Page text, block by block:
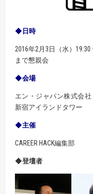
◆日時
2016年2月3日（水）
まで懇親会
◆会場
エン・ジャパン株式
新宿アイランドタワー
◆主催
CAREER HACK編集部
◆登壇者